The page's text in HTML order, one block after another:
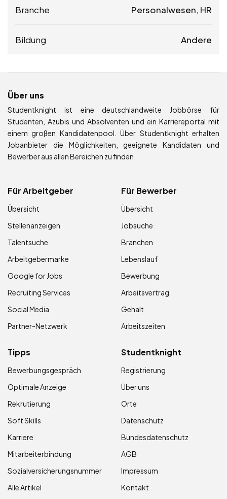
Branche Personalwesen, HR
Bildung Andere
Über uns
Studentknight ist eine deutschlandweite Jobbörse für
Studenten, Azubis und Absolventen und ein Karriereportal mit
einem großen Kandidatenpool. Über Studentknight erhalten
Jobanbieter die Möglichkeiten, geeignete Kandidaten und
Bewerber aus allen Bereichen zu finden.
Für Arbeitgeber
Übersicht
Stellenanzeigen
Talentsuche
Arbeitgebermarke
Google for Jobs
Recruiting Services
Social Media
Partner-Netzwerk
Für Bewerber
Übersicht
Jobsuche
Branchen
Lebenslauf
Bewerbung
Arbeitsvertrag
Gehalt
Arbeitszeiten
Tipps
Bewerbungsgespräch
Optimale Anzeige
Rekrutierung
Soft Skills
Karriere
Mitarbeiterbindung
Sozialversicherungsnummer
Alle Artikel
Studentknight
Registrierung
Über uns
Orte
Datenschutz
Bundesdatenschutz
AGB
Impressum
Kontakt